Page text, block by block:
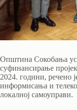
Општина Сокобања
суфинансирање
2024. години, речено
информисања и
локалној самоуправи.